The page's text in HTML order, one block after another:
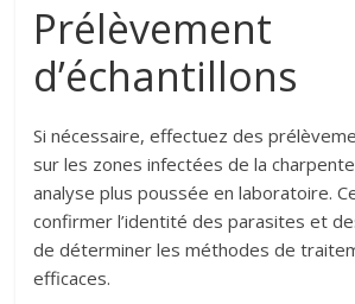
Prélèvement
d’échantillons
Si nécessaire, effectuez des
sur les zones infectées de la
analyse plus poussée en laboratoire.
confirmer l’identité des parasites et
de déterminer les méthodes de
efficaces.